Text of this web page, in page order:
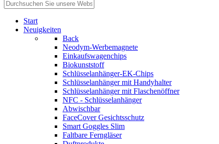
Start
Neuigkeiten
Back
Neodym-Werbemagnete
Einkaufswagenchips
Biokunststoff
Schlüsselanhänger-EK-Chips
Schlüsselanhänger mit Handyhalter
Schlüsselanhänger mit Flaschenöffner
NFC - Schlüsselanhänger
Abwischbar
FaceCover Gesichtsschutz
Smart Goggles Slim
Faltbare Ferngläser